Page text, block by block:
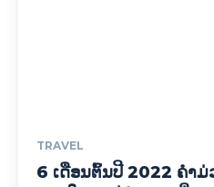
TRAVEL
6 ເດືອນຕົ້ນປີ 2022 ຄຳ